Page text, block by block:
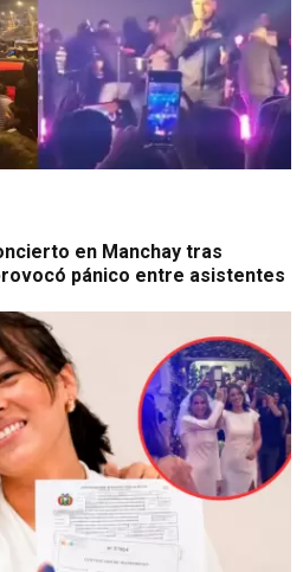
en Manchay tras
pánico entre asistentes